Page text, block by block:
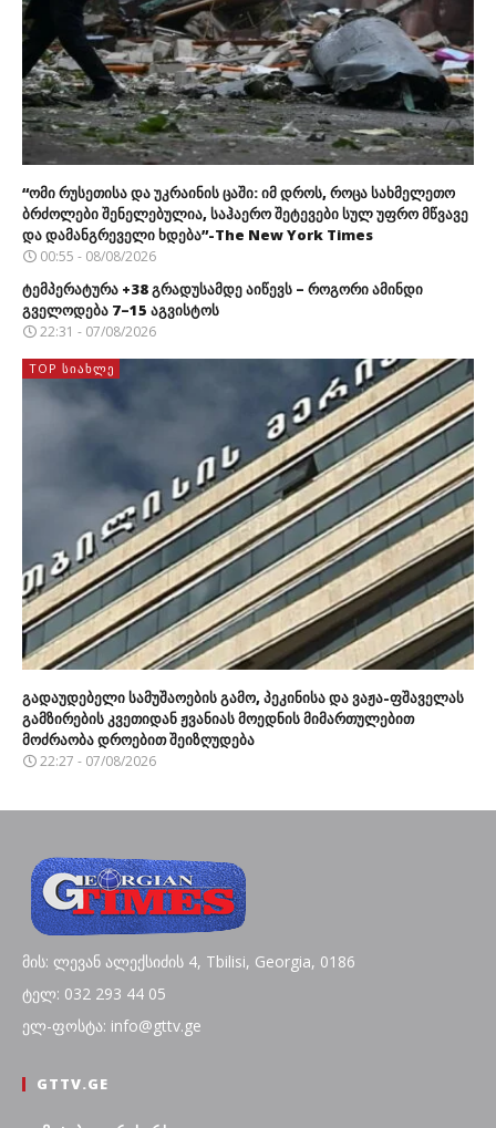
“ომი რუსეთისა და უკრაინის ცაში: იმ დროს, როცა სახმელეთო
ბრძოლები შენელებულია, საჰაერო შეტევები სულ უფრო მწვავე
და დამანგრეველი ხდება”-The New York Times
00:55 - 08/08/2026
ტემპერატურა +38 გრადუსამდე აიწევს – როგორი ამინდი
გველოდება 7–15 აგვისტოს
22:31 - 07/08/2026
TOP ᲡᲘᲐᲮᲚᲔ
გადაუდებელი სამუშაოების გამო, პეკინისა და ვაჟა-ფშაველას
გამზირების კვეთიდან ჟვანიას მოედნის მიმართულებით
მოძრაობა დროებით შეიზღუდება
22:27 - 07/08/2026
მის: ლევან ალექსიძის 4, Tbilisi, Georgia, 0186
ტელ: 032 293 44 05
ელ-ფოსტა: info@gttv.ge
GTTV.GE